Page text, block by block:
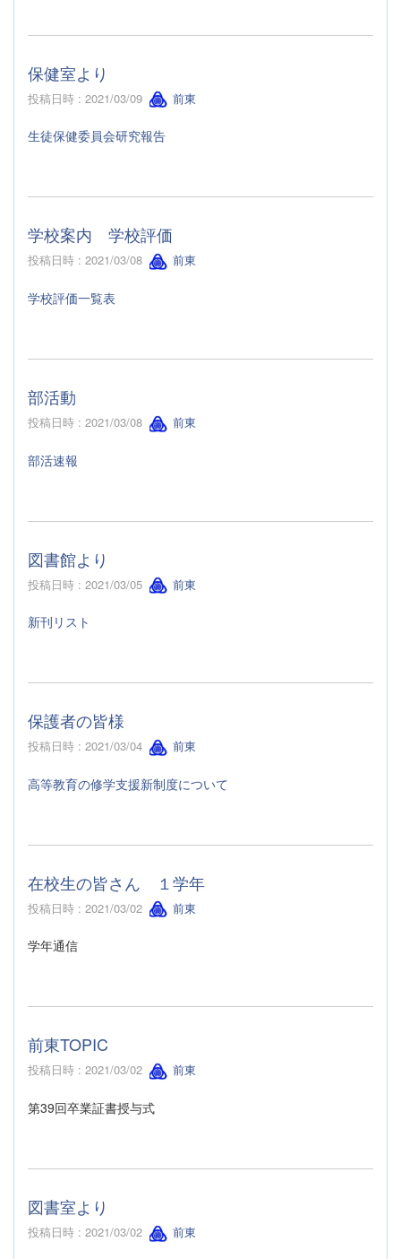
保健室より
投稿日時 : 2021/03/09 前東
生徒保健委員会研究報告
学校案内 学校評価
投稿日時 : 2021/03/08 前東
学校評価一覧表
部活動
投稿日時 : 2021/03/08 前東
部活速報
図書館より
投稿日時 : 2021/03/05 前東
新刊リスト
保護者の皆様
投稿日時 : 2021/03/04 前東
高等教育の修学支援新制度について
在校生の皆さん １学年
投稿日時 : 2021/03/02 前東
学年通信
前東TOPIC
投稿日時 : 2021/03/02 前東
第39回卒業証書授与式
図書室より
投稿日時 : 2021/03/02 前東